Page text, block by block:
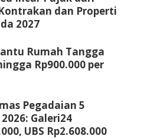
dan Properti
2027
Rumah Tangga
Rp900.000 per
Pegadaian 5
Galeri24
UBS Rp2.608.000